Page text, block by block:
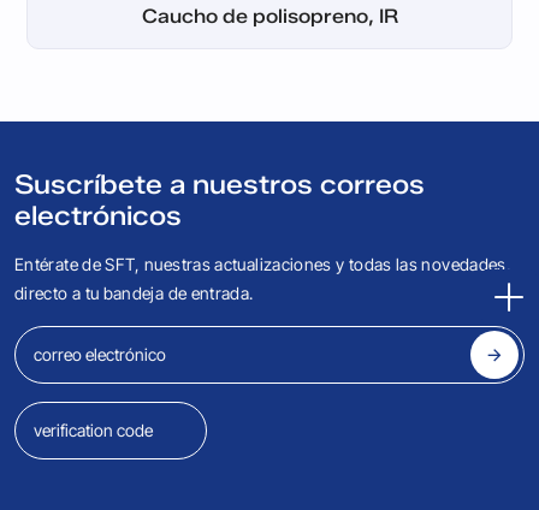
Caucho de butilo, IIR
Caucho crepé
Caucho EPDM
Caucho FKM
Caucho de polisopreno, IR
Caucho recuperado natural
Caucho recuperado NBR
Caucho de neopreno, CR
Caucho de nitrilo, NBR
Caucho de polibutadieno, BR
Caucho de silicona, SR
Caucho estándar
Suscríbete a nuestros correos
electrónicos
Entérate de SFT, nuestras actualizaciones y todas las novedades,
directo a tu bandeja de entrada.